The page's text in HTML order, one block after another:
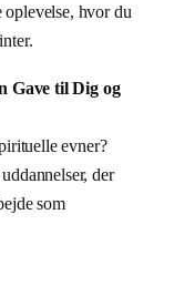
oplevelse, hvor du
Gave til Dig og
evner?
der
som